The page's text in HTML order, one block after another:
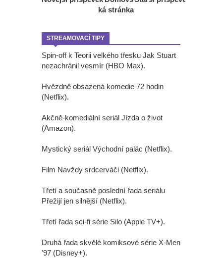
ká stránka
STREAMOVACÍ TIPY
Spin-off k Teorii velkého třesku Jak Stuart
nezachránil vesmír (HBO Max).
Hvězdně obsazená komedie 72 hodin
(Netflix).
Akčně-komediální seriál Jízda o život
(Amazon).
Mystický seriál Východní palác (Netflix).
Film Navždy srdcerváči (Netflix).
Třetí a současně poslední řada seriálu
Přežijí jen silnější (Netflix).
Třetí řada sci-fi série Silo (Apple TV+).
Druhá řada skvělé komiksové série X-Men
'97 (Disney+).